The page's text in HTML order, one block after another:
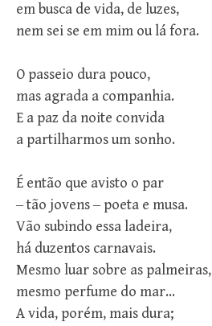
em busca de vida, de luzes,
nem sei se em mim ou lá fora.
O passeio dura pouco,
mas agrada a companhia.
E a paz da noite convida
a partilharmos um sonho.
É então que avisto o par
‒ tão jovens ‒ poeta e musa.
Vão subindo essa ladeira,
há duzentos carnavais.
Mesmo luar sobre as palmeiras,
mesmo perfume do mar…
A vida, porém, mais dura;